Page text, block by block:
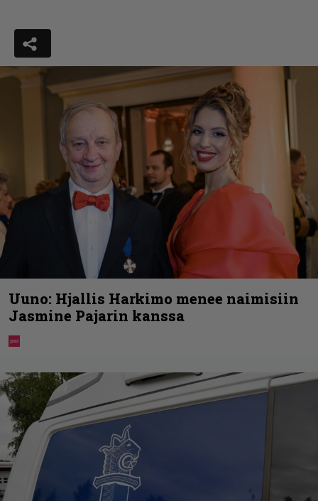
Uuno: Hjallis Harkimo menee naimisiin
Jasmine Pajarin kanssa